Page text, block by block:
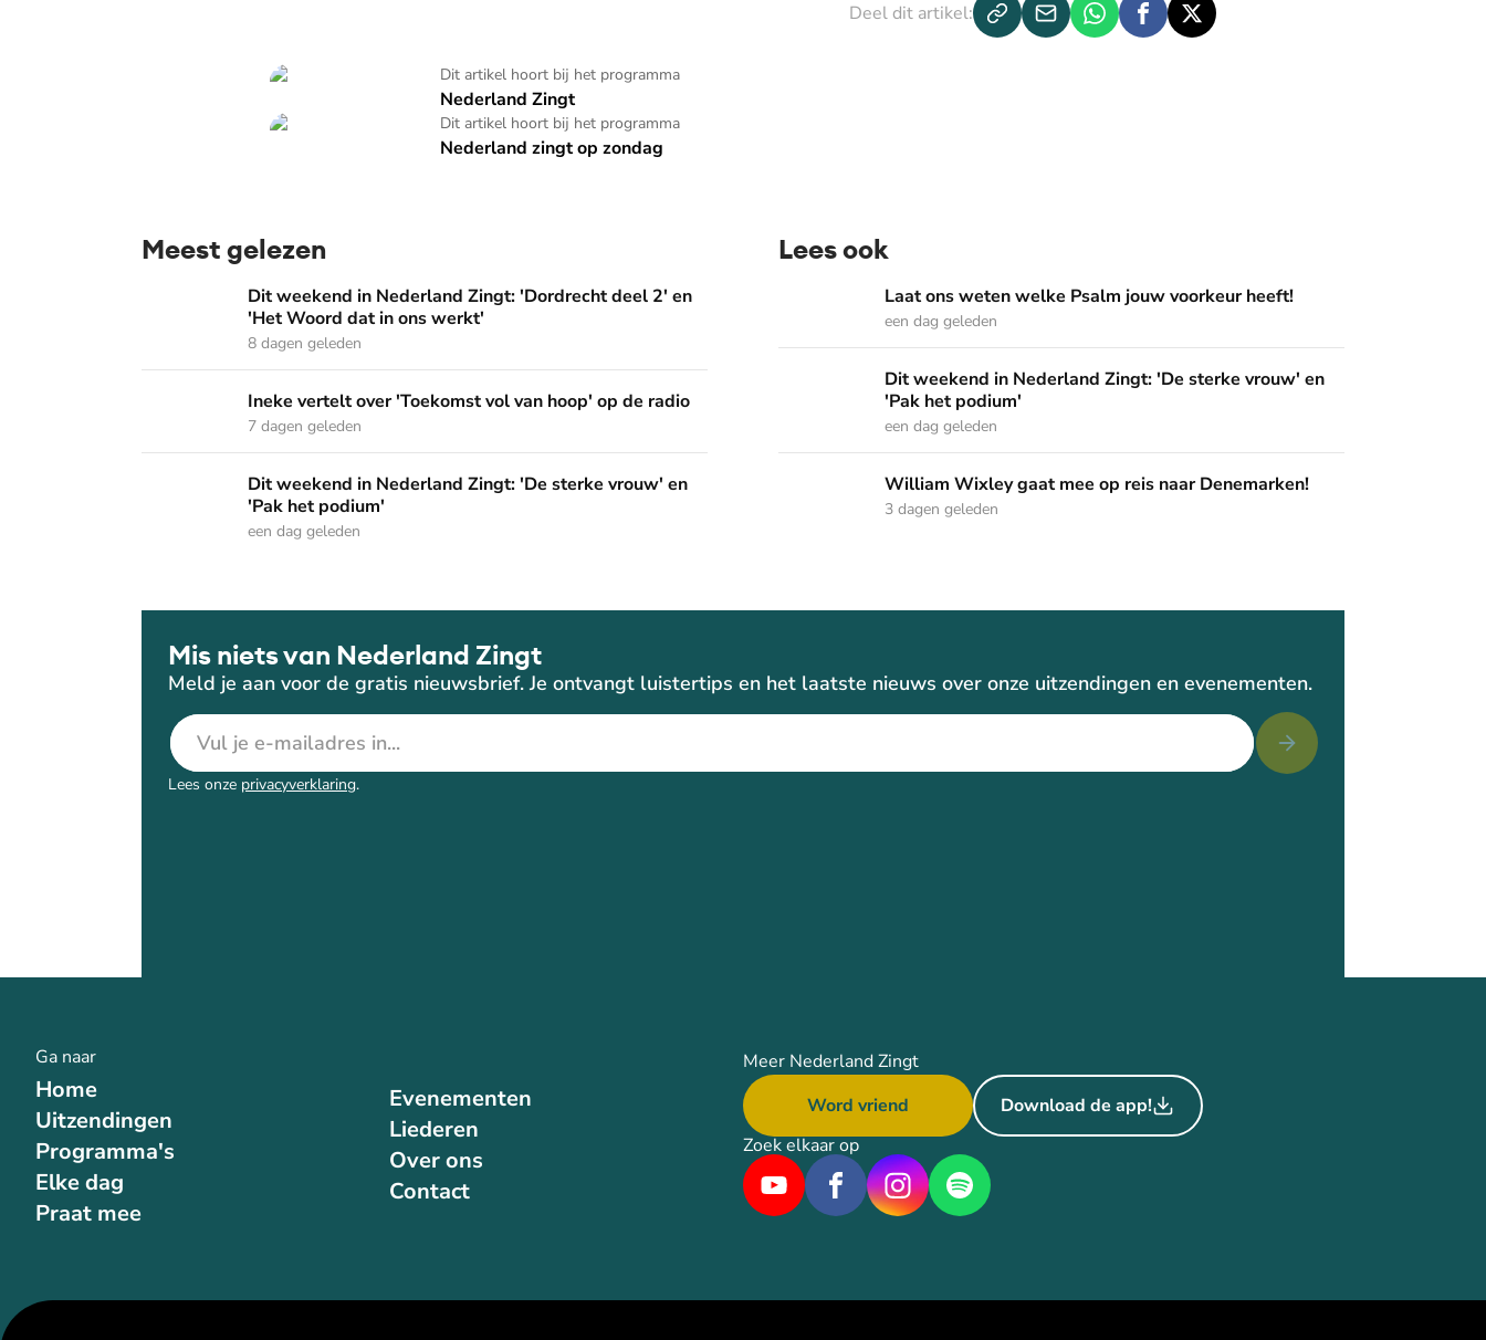
Deel dit artikel:
Dit artikel hoort bij het programma
Nederland Zingt
Nederland Zingt
Dit artikel hoort bij het programma
Nederland zingt op zondag
Nederland zingt op zondag
Meest gelezen
Dit weekend in Nederland Zingt: 'Dordrecht deel 2' en 'Het Woord dat in ons werkt'
Dit weekend in Nederland Zingt: 'Dordrecht deel 2' en
'Het Woord dat in ons werkt'
8 dagen geleden
Ineke vertelt over 'Toekomst vol van hoop' op de radio
Ineke vertelt over 'Toekomst vol van hoop' op de radio
7 dagen geleden
Dit weekend in Nederland Zingt: 'De sterke vrouw' en 'Pak het podium'
Dit weekend in Nederland Zingt: 'De sterke vrouw' en
'Pak het podium'
een dag geleden
Lees ook
Laat ons weten welke Psalm jouw voorkeur heeft!
Laat ons weten welke Psalm jouw voorkeur heeft!
een dag geleden
Dit weekend in Nederland Zingt: 'De sterke vrouw' en 'Pak het podium'
Dit weekend in Nederland Zingt: 'De sterke vrouw' en
'Pak het podium'
een dag geleden
William Wixley gaat mee op reis naar Denemarken!
William Wixley gaat mee op reis naar Denemarken!
3 dagen geleden
Mis niets van Nederland Zingt
Meld je aan voor de gratis nieuwsbrief. Je ontvangt luistertips en het laatste nieuws over onze uitzendingen en evenementen.
E-mailadres
Lees onze privacyverklaring.
Ga naar
Home
Uitzendingen
Programma's
Elke dag
Praat mee
Evenementen
Liederen
Over ons
Contact
Meer Nederland Zingt
Word vriend
Download de app!
Zoek elkaar op